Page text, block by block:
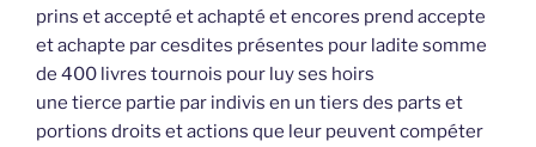
prins et accepté et achapté et encores prend accepte
et achapte par cesdites présentes pour ladite somme
de 400 livres tournois pour luy ses hoirs
une tierce partie par indivis en un tiers des parts et
portions droits et actions que leur peuvent compéter